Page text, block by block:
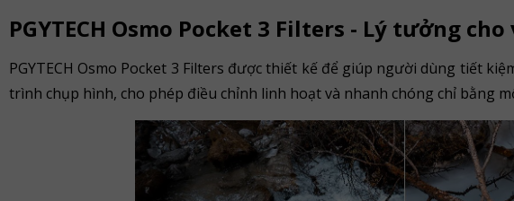
PGYTECH Osmo Pocket 3 Filters - Lý tưởng
PGYTECH Osmo Pocket 3 Filters được thiết kế để giúp người dùng tiết
trình chụp hình, cho phép điều chỉnh linh hoạt và nhanh chóng chỉ bằng